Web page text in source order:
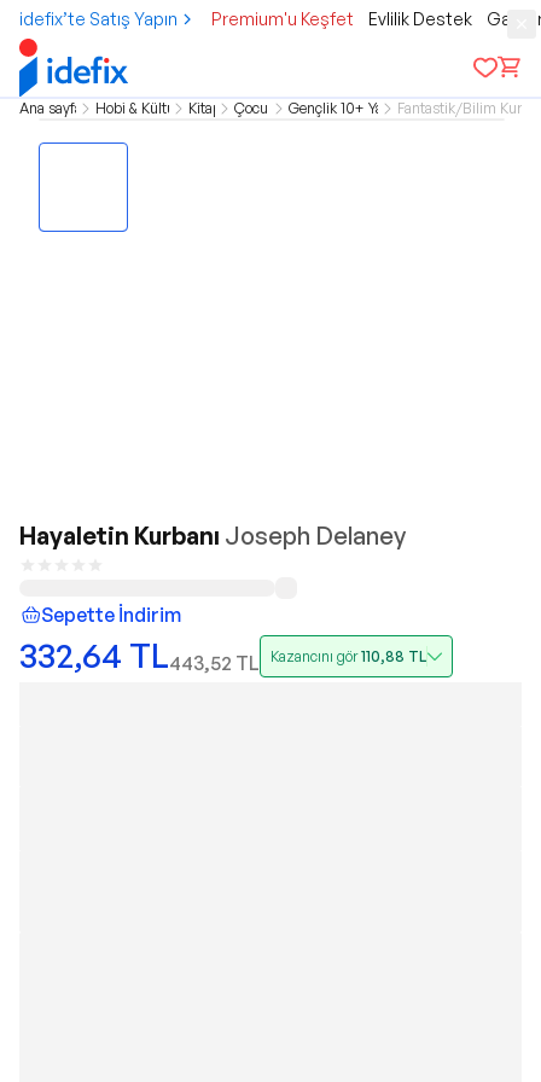
idefix’te Satış Yapın Premium'u Keşfet Evlilik Destek
Ana sayfa Hobi & Kültür Kitap Çocuk Gençlik 10+ Yaş Fantastik/Bilim Kurgu
Hayaletin Kurbanı Joseph Delaney
Sepette İndirim
332,64 TL443,52 TL Kazancını gör110,88 TL